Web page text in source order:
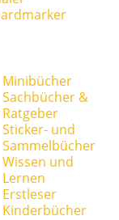
Minibücher
Sachbücher &
Ratgeber
Sticker- und
Sammelbücher
Wissen und
Lernen
Erstleser
Kinderbücher